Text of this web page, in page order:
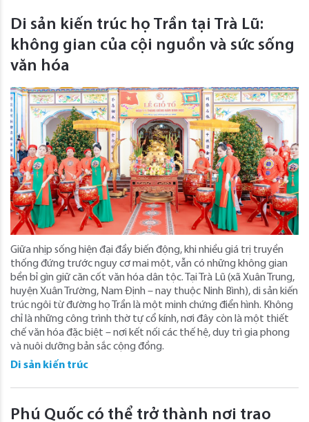
Di sản kiến trúc họ Trần tại Trà Lũ:
không gian của cội nguồn và sức sống
văn hóa
Giữa nhịp sống hiện đại đầy biến động, khi nhiều giá trị truyền
thống đứng trước nguy cơ mai một, vẫn có những không gian
bền bỉ gìn giữ căn cốt văn hóa dân tộc. Tại Trà Lũ (xã Xuân Trung,
huyện Xuân Trường, Nam Định – nay thuộc Ninh Bình), di sản kiến
trúc ngôi từ đường họ Trần là một minh chứng điển hình. Không
chỉ là những công trình thờ tự cổ kính, nơi đây còn là một thiết
chế văn hóa đặc biệt – nơi kết nối các thế hệ, duy trì gia phong
và nuôi dưỡng bản sắc cộng đồng.
Di sản kiến trúc
Phú Quốc có thể trở thành nơi trao